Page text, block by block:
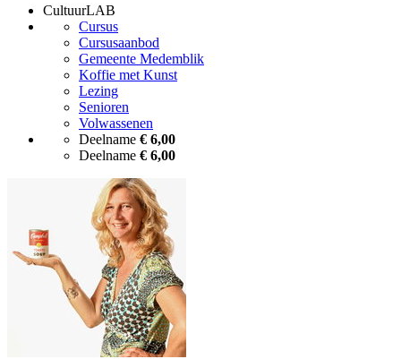
CultuurLAB
Cursus
Cursusaanbod
Gemeente Medemblik
Koffie met Kunst
Lezing
Senioren
Volwassenen
Deelname € 6,00
Deelname € 6,00